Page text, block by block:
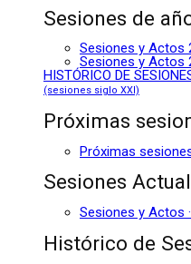
Sesiones de
Sesiones y Actos
Sesiones y Actos
HISTÓRICO DE
(sesiones siglo XXI)
Próximas
Próximas
Sesiones
Sesiones y Actos
Histórico de